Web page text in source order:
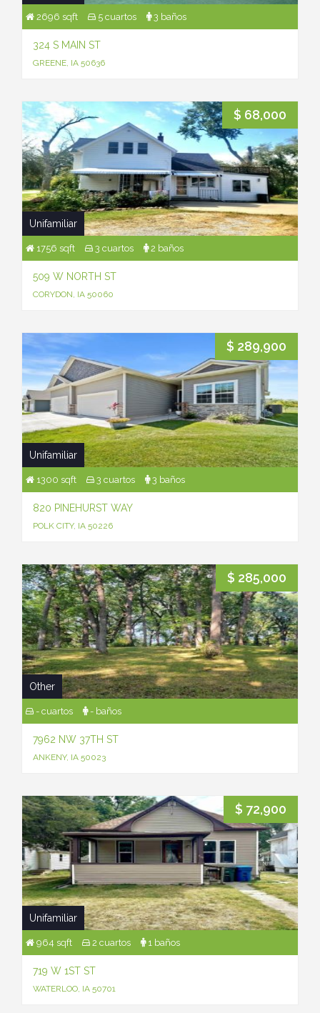
2696 sqft 5 cuartos 3 baños
324 S MAIN ST
GREENE, IA 50636
$ 68,000
Unifamiliar
1756 sqft 3 cuartos 2 baños
509 W NORTH ST
CORYDON, IA 50060
$ 289,900
Unifamiliar
1300 sqft 3 cuartos 3 baños
820 PINEHURST WAY
POLK CITY, IA 50226
$ 285,000
Other
- cuartos - baños
7962 NW 37TH ST
ANKENY, IA 50023
$ 72,900
Unifamiliar
964 sqft 2 cuartos 1 baños
719 W 1ST ST
WATERLOO, IA 50701